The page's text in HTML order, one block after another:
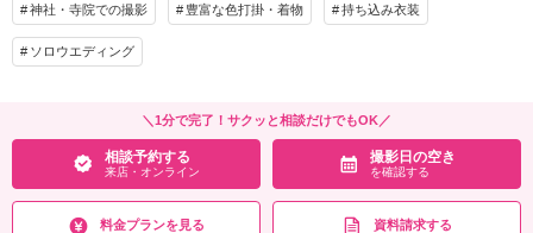
神社・寺院での撮影 豊富な色打掛・着物 持ち込み衣装
ソロウエディング
＼1分で完了！サクッと相談だけでもOK／
相談予約する
来店・オンライン
撮影日の空き
を確認する
料金プランを見る 資料請求する